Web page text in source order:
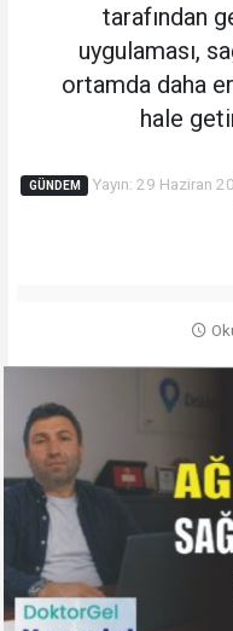
tarafından
uygulaması,
ortamda daha
hale
GÜNDEM
Yayın: 29 Haziran